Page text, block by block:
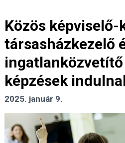
Közös képviselő-
társasházkezelő
képzések
2025. január 9.